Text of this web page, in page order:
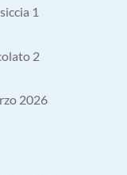
1
2
2026